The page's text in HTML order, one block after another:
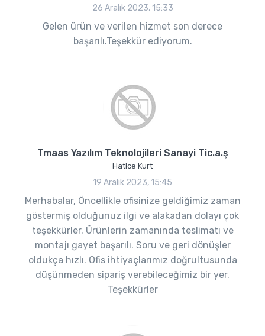
26 Aralık 2023, 15:33
Gelen ürün ve verilen hizmet son derece
başarılı.Teşekkür ediyorum.
Tmaas Yazılım Teknolojileri Sanayi Tic.a.ş
Hatice Kurt
19 Aralık 2023, 15:45
Merhabalar, Öncellikle ofisinize geldiğimiz zaman
göstermiş olduğunuz ilgi ve alakadan dolayı çok
teşekkürler. Ürünlerin zamanında teslimatı ve
montajı gayet başarılı. Soru ve geri dönüşler
oldukça hızlı. Ofis ihtiyaçlarımız doğrultusunda
düşünmeden sipariş verebileceğimiz bir yer.
Teşekkürler